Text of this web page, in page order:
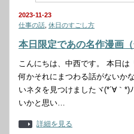
2023-11-23
仕事の話 休日のすごし方
本日限定であの名作漫画
こんにちは、中西です。 本日は
何かそれにまつわる話がないか
いネタを見つけましたヾ(*´∀｀
いかと思い…
詳細を見る